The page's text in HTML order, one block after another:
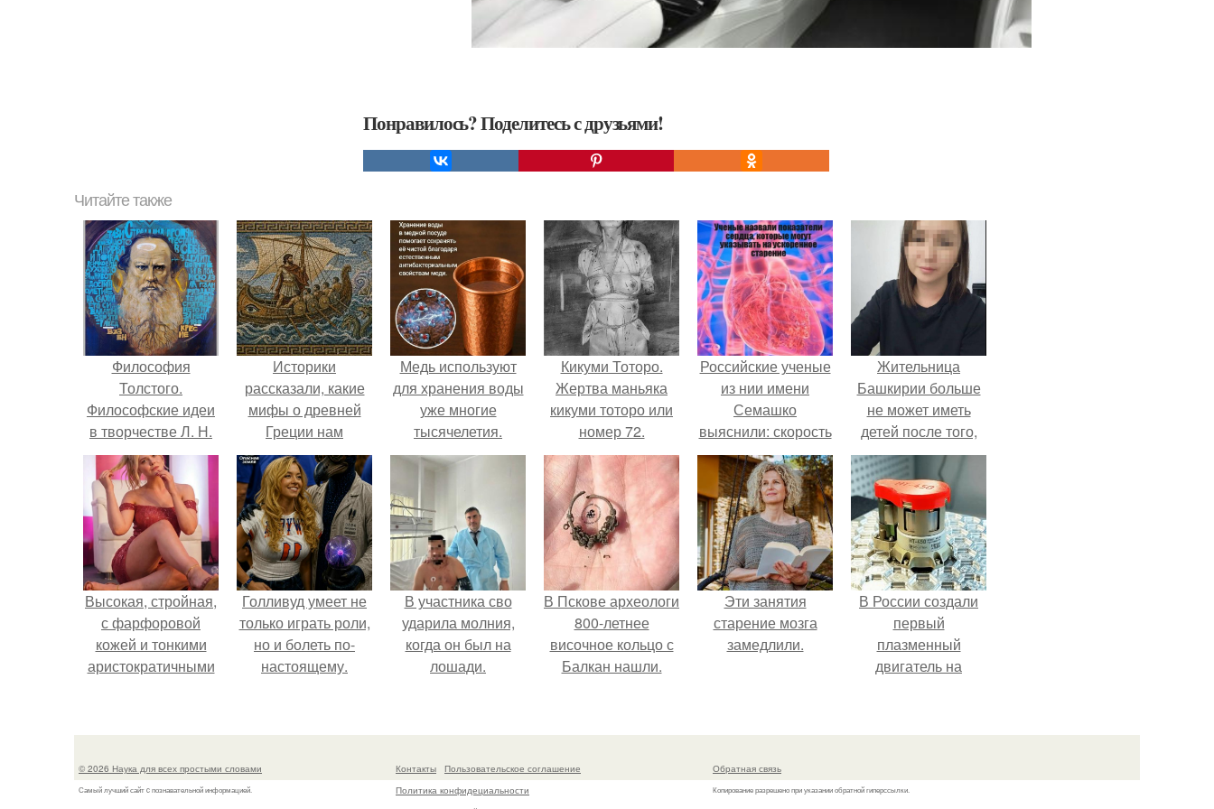
Понравилось? Поделитесь с друзьями!
Читайте также
Философия
Толстого.
Философские идеи
в творчестве Л. Н.
Толстого.
Историки
рассказали, какие
мифы о древней
Греции нам
навязало кино.
Медь используют
для хранения воды
уже многие
тысячелетия.
Кикуми Тоторо.
Жертва маньяка
кикуми тоторо или
номер 72.
Российские ученые
из нии имени
Семашко
выяснили: скорость
старения напрямую
зависит от
состояния сосудов
и работы сердца.
Жительница
Башкирии больше
не может иметь
детей после того,
как медики сделали
ей аборт на шестом
месяце
беременности и
оставили в матке
плаценту.
Высокая, стройная,
с фарфоровой
кожей и тонкими
аристократичными
сошла с полотна
Голливуд умеет не
только играть роли,
но и болеть по-
настоящему.
В участника сво
ударила молния,
когда он был на
лошади.
В Пскове археологи
800-летнее
височное кольцо с
Балкан нашли.
Эти занятия
старение мозга
замедлили.
В России создали
первый
плазменный
двигатель на
© 2026 Наука для всех простыми словами
Самый лучший сайт c познавательной информацией.
Контакты
Пользовательское соглашение
Политика конфидециальности
Обратная связь
Копирование разрешено при указании обратной гиперссылки.